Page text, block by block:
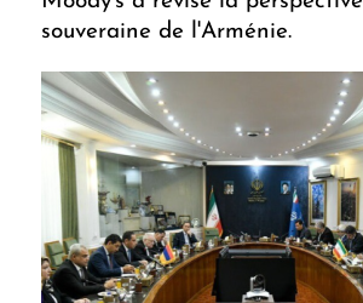
souveraine de l'Arménie.